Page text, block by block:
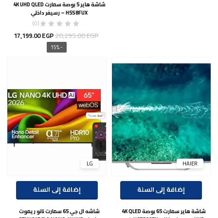
5,999.00 EGP.
شاشة هاير 5 بوصة سمارت 4K UHD QLED
H5S8FUX – رسيفر داخلي
(0)
20,295.00EGP
السعر
الأصلي
17,199.00EGP
- 15%
HAIER
إضافة إلى السلة
شاشة هاير سمارت 65 بوصة 4K QLED
LG
إضافة إلى السلة
شاشه ال جي 65 سمارت نانو ريموت